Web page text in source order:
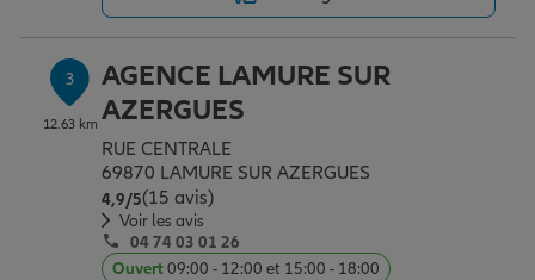
Garantie des accidents de la vie
Assurance scolaire
Protection juridique
3
12.63 km
AGENCE LAMURE SUR
AZERGUES
RUE CENTRALE
69870 LAMURE SUR AZERGUES
4,9/5Note de 4.9 sur 5
(15 avis)
Voir les avis
04 74 03 01 26
Ouvert09:00 - 12:00 et 15:00 - 18:00